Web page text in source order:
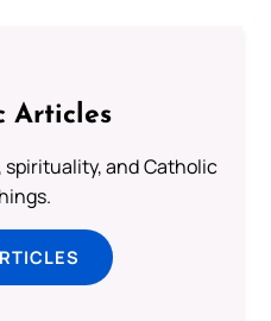
Articles
spirituality, and Catholic